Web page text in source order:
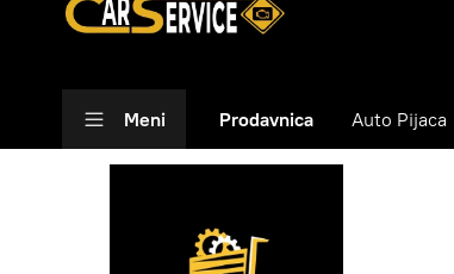
Meni Prodavnica Auto Pijaca